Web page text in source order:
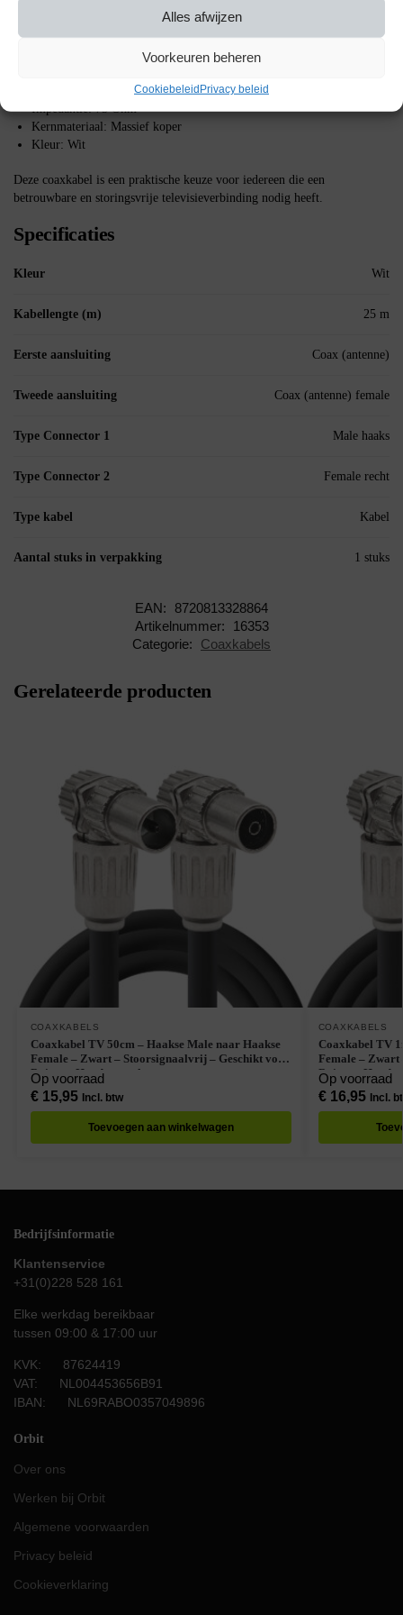
Alles afwijzen
Voorkeuren beheren
CookiebeleidPrivacy beleid
Belangrijke specificaties
Connectoren: Rechte female naar haakse male
Impedantie: 75 Ohm
Kernmateriaal: Massief koper
Kleur: Wit
Deze coaxkabel is een praktische keuze voor iedereen die een
betrouwbare en storingsvrije televisieverbinding nodig heeft.
Specificaties
Kleur Wit
Kabellengte (m) 25 m
Eerste aansluiting Coax (antenne)
Tweede aansluiting Coax (antenne) female
Type Connector 1 Male haaks
Type Connector 2 Female recht
Type kabel Kabel
Aantal stuks in verpakking 1 stuks
EAN:
8720813328864
Artikelnummer:
16353
Categorie:
Coaxkabels
Gerelateerde producten
COAXKABELS
Coaxkabel TV 50cm – Haakse Male naar Haakse
Female – Zwart – Stoorsignaalvrij – Geschikt voor
Buiten – Handgemaakt
Op voorraad
€15,95 Incl. btw
Toevoegen aan winkelwagen
COAXKABELS
Coaxkabel TV
Female –
Buiten –
Op voorraad
€16,95 Incl.
Bedrijfsinformatie
Klantenservice
+31(0)228 528 161
Elke werkdag bereikbaar
tussen 09:00 & 17:00 uur
KVK: 87624419
VAT: NL004453656B91
IBAN: NL69RABO0357049896
Orbit
Over ons
Werken bij Orbit
Algemene voorwaarden
Privacy beleid
Cookieverklaring